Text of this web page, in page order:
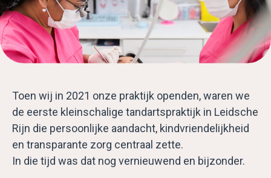
Toen wij in 2021 onze praktijk openden, waren we
de eerste kleinschalige tandartspraktijk in Leidsche
Rijn die persoonlijke aandacht, kindvriendelijkheid
en transparante zorg centraal zette.
In die tijd was dat nog vernieuwend en bijzonder.